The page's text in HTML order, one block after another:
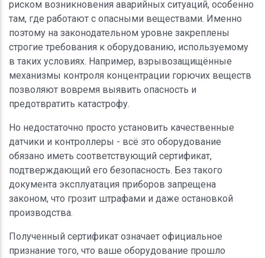
риском возникновения аварийных ситуаций, особенно
там, где работают с опасными веществами. Именно
поэтому на законодательном уровне закреплены
строгие требования к оборудованию, используемому
в таких условиях. Например, взрывозащищённые
механизмы контроля концентрации горючих веществ
позволяют вовремя выявить опасность и
предотвратить катастрофу.
Но недостаточно просто установить качественные
датчики и контроллеры - всё это оборудование
обязано иметь соответствующий сертификат,
подтверждающий его безопасность. Без такого
документа эксплуатация приборов запрещена
законом, что грозит штрафами и даже остановкой
производства.
Полученный сертификат означает официальное
признание того, что ваше оборудование прошло